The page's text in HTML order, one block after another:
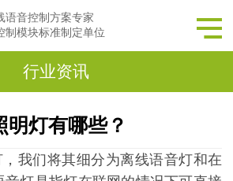
语音控制方案专家
制模块标准制定单位
行业资讯
明灯有哪些？
我们将其细分为离线语音灯和在